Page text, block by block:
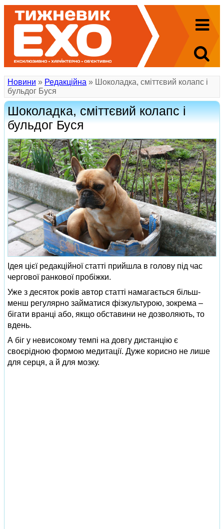
Новини » Редакційна » Шоколадка, сміттєвий колапс і
бульдог Буся
Шоколадка, сміттєвий колапс і
бульдог Буся
Ідея цієї редакційної статті прийшла в голову під час
чергової ранкової пробіжки.
Уже з десяток років автор статті намагається більш-
менш регулярно займатися фізкультурою, зокрема –
бігати вранці або, якщо обставини не дозволяють, то
вдень.
А біг у невисокому темпі на довгу дистанцію є
своєрідною формою медитації. Дуже корисно не лише
для серця, а й для мозку.